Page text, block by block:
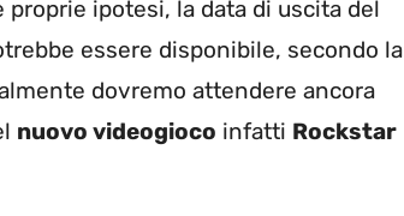
proprie ipotesi, la data di uscita del
essere disponibile, secondo la
dovremo attendere ancora
nuovo videogioco infatti Rockstar